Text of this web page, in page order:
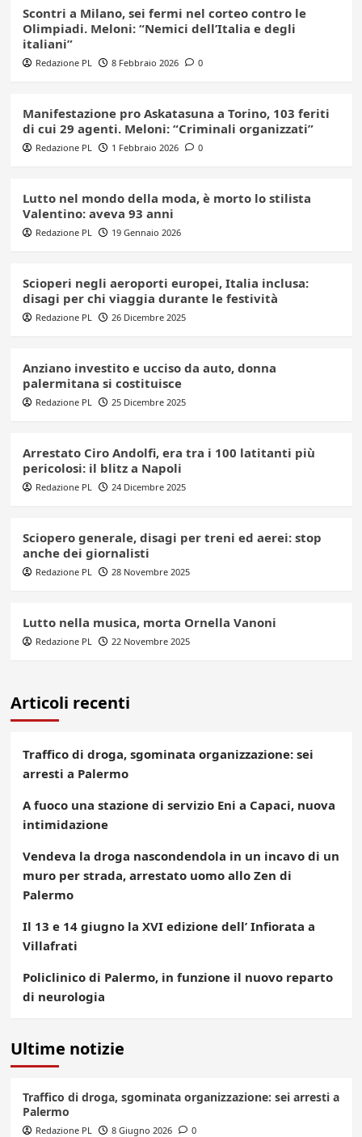
Scontri a Milano, sei fermi nel corteo contro le
Olimpiadi. Meloni: “Nemici dell’Italia e degli
italiani”
Redazione PL 8 Febbraio 2026 0
Manifestazione pro Askatasuna a Torino, 103 feriti
di cui 29 agenti. Meloni: “Criminali organizzati”
Redazione PL 1 Febbraio 2026 0
Lutto nel mondo della moda, è morto lo stilista
Valentino: aveva 93 anni
Redazione PL 19 Gennaio 2026
Scioperi negli aeroporti europei, Italia inclusa:
disagi per chi viaggia durante le festività
Redazione PL 26 Dicembre 2025
Anziano investito e ucciso da auto, donna
palermitana si costituisce
Redazione PL 25 Dicembre 2025
Arrestato Ciro Andolfi, era tra i 100 latitanti più
pericolosi: il blitz a Napoli
Redazione PL 24 Dicembre 2025
Sciopero generale, disagi per treni ed aerei: stop
anche dei giornalisti
Redazione PL 28 Novembre 2025
Lutto nella musica, morta Ornella Vanoni
Redazione PL 22 Novembre 2025
Articoli recenti
Traffico di droga, sgominata organizzazione: sei
arresti a Palermo
A fuoco una stazione di servizio Eni a Capaci, nuova
intimidazione
Vendeva la droga nascondendola in un incavo di un
muro per strada, arrestato uomo allo Zen di
Palermo
Il 13 e 14 giugno la XVI edizione dell’ Infiorata a
Villafrati
Policlinico di Palermo, in funzione il nuovo reparto
di neurologia
Ultime notizie
Traffico di droga, sgominata organizzazione: sei arresti a
Palermo
Redazione PL 8 Giugno 2026 0